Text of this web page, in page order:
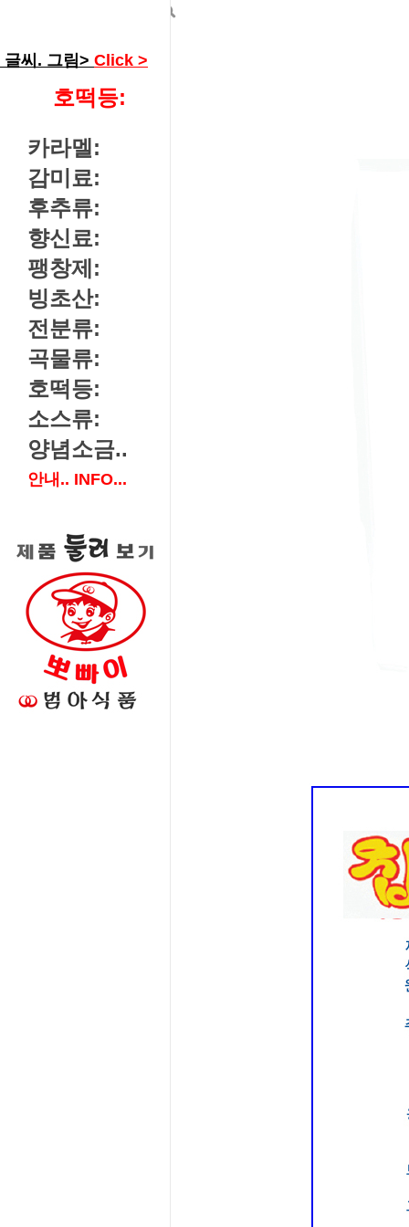
글씨. 그림> Click >
호떡등:
카라멜:
감미료:
후추류:
향신료:
팽창제:
빙초산:
전분류:
곡물류:
호떡등:
소스류:
양념소금..
안내.. INFO...